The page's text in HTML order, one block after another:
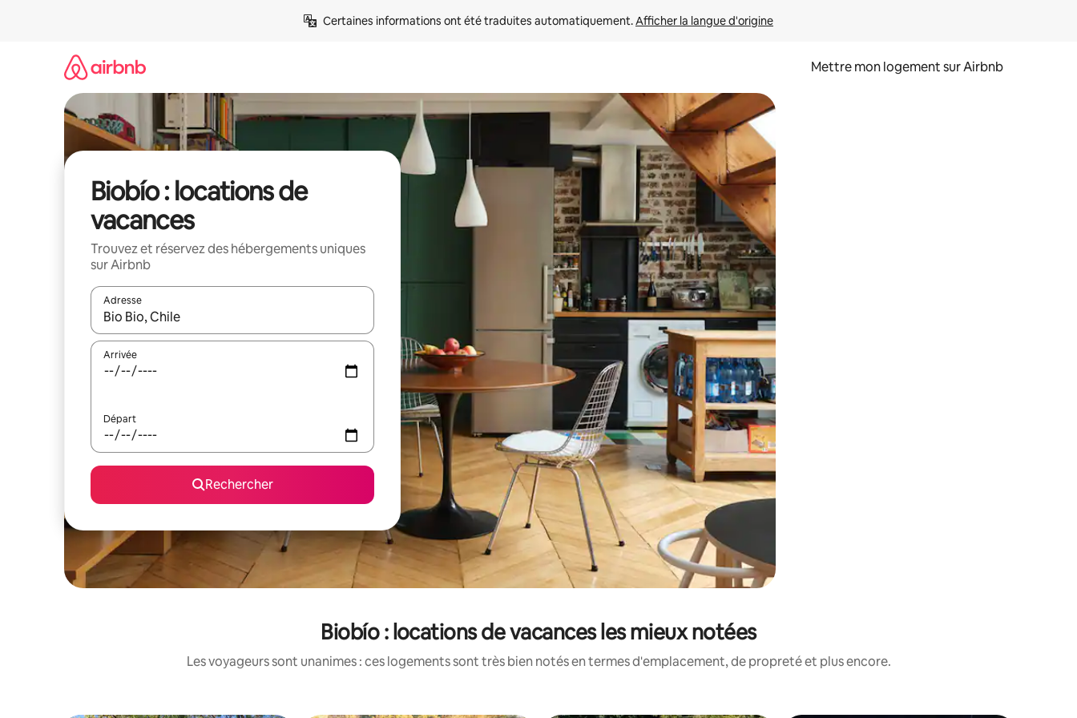
Certaines informations ont été traduites automatiquement. Afficher la langue d'origine
Mettre mon logement sur Airbnb
Biobío : locations de
vacances
Trouvez et réservez des hébergements uniques
sur Airbnb
Adresse
Lorsque les résultats s'affichent, utilisez les flèches vers le haut et vers le bas pour les parcourir ou en appuyant et en faisant glisser.
Arrivée
Départ
Rechercher
Biobío : locations de vacances les mieux notées
Les voyageurs sont unanimes : ces logements sont très bien notés en termes d'emplacement, de propreté et plus encore.